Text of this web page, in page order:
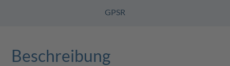
GPSR
Beschreibung